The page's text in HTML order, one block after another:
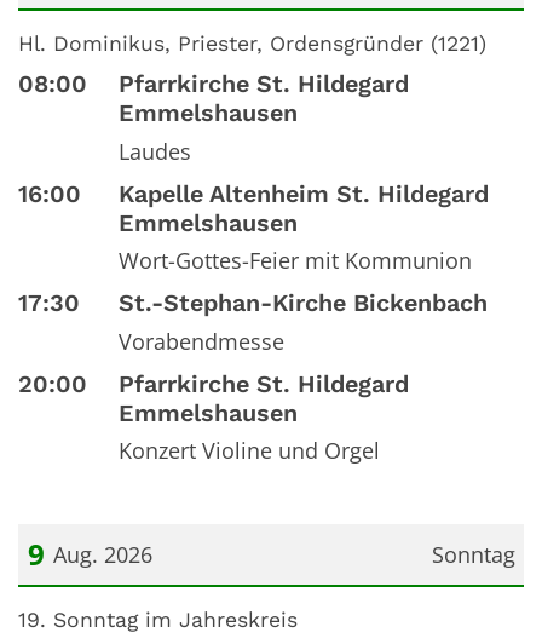
Datum: 8. August 2026
Hl. Dominikus, Priester, Ordensgründer (1221)
08:00
Pfarrkirche St. Hildegard
Emmelshausen
Laudes
16:00
Kapelle Altenheim St. Hildegard
Emmelshausen
Wort-Gottes-Feier mit Kommunion
17:30 St.-Stephan-Kirche Bickenbach
Vorabendmesse
20:00
Pfarrkirche St. Hildegard
Emmelshausen
Konzert Violine und Orgel
Sonntag
9 Aug. 2026
Datum: 9. August 2026
19. Sonntag im Jahreskreis